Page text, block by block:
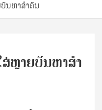
ນຫາສໍາຄັນ
ຫຼາຍບັນຫາສໍາ